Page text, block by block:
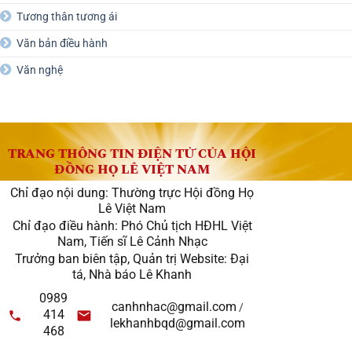
Tương thân tương ái
Văn bản điều hành
Văn nghệ
TRANG THÔNG TIN ĐIỆN TỬ CỦA HỘI
ĐỒNG HỌ LÊ VIỆT NAM
Chỉ đạo nội dung: Thường trực Hội đồng Họ
Lê Việt Nam
Chỉ đạo điều hành: Phó Chủ tịch HĐHL Việt
Nam, Tiến sĩ Lê Cảnh Nhạc
Trưởng ban biên tập, Quản trị Website: Đại
tá, Nhà báo Lê Khanh
0989
414
468
canhnhac@gmail.com /
lekhanhbqd@gmail.com